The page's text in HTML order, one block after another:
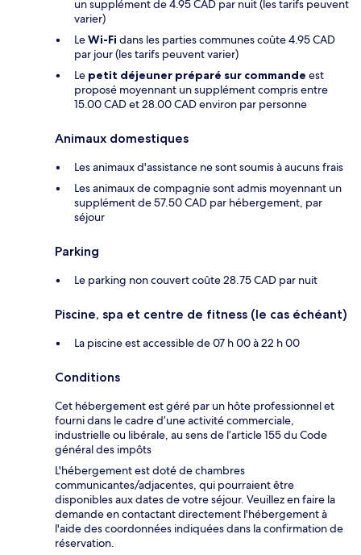
un supplément de 4.95 CAD par nuit (les tarifs peuvent
varier)
LeWi-Fi dans les parties communes coûte 4.95 CAD
par jour (les tarifs peuvent varier)
Le petit déjeuner préparé sur commande est
proposé moyennant un supplément compris entre
15.00 CAD et 28.00 CAD environ par personne
Animaux domestiques
Les animaux d'assistance ne sont soumis à aucuns frais
Les animaux de compagnie sont admis moyennant un
supplément de 57.50 CAD par hébergement, par
séjour
Parking
Le parking non couvert coûte 28.75 CAD par nuit
Piscine, spa et centre de fitness (le cas échéant)
La piscine est accessible de 07 h 00 à 22 h 00
Conditions
Cet hébergement est géré par un hôte professionnel et
fourni dans le cadre d’une activité commerciale,
industrielle ou libérale, au sens de l’article 155 du Code
général des impôts
L'hébergement est doté de chambres
communicantes/adjacentes, qui pourraient être
disponibles aux dates de votre séjour. Veuillez en faire la
demande en contactant directement l'hébergement à
l'aide des coordonnées indiquées dans la confirmation de
réservation.